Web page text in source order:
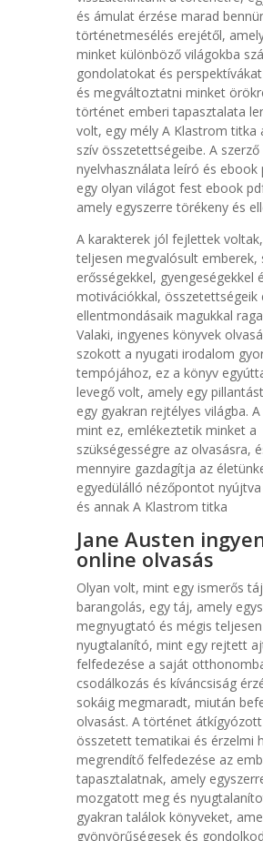
és ámulat érzése marad
történetmesélés erejétől,
minket különböző világokba
gondolatokat és
és megváltoztatni minket
történet emberi tapasztalata
volt, egy mély A Klastrom titka
szív összetettségeibe. A szerző
nyelvhasználata leíró és ebook
egy olyan világot fest ebook
amely egyszerre törékeny és
A karakterek jól fejlettek
teljesen megvalósult emberek,
erősségekkel, gyengeségekkel
motivációkkal, összetettségeik
ellentmondásaik magukkal
Valaki, ingyenes könyvek
szokott a nyugati irodalom
tempójához, ez a könyv
levegő volt, amely egy
egy gyakran rejtélyes világba.
mint ez, emlékeztetik minket a
szükségességre az olvasásra,
mennyire gazdagítja az
egyedülálló nézőpontot
és annak A Klastrom titka
Jane Austen
online olvasás
Olyan volt, mint egy ismerős
barangolás, egy táj, amely
megnyugtató és mégis teljesen
nyugtalanító, mint egy rejtett
felfedezése a saját
csodálkozás és kíváncsiság
sokáig megmaradt, miután
olvasást. A történet
összetett tematikai és érzelmi
megrendítő felfedezése az
tapasztalatnak, amely
mozgatott meg és
gyakran találok könyveket,
gyönyörűségesek és